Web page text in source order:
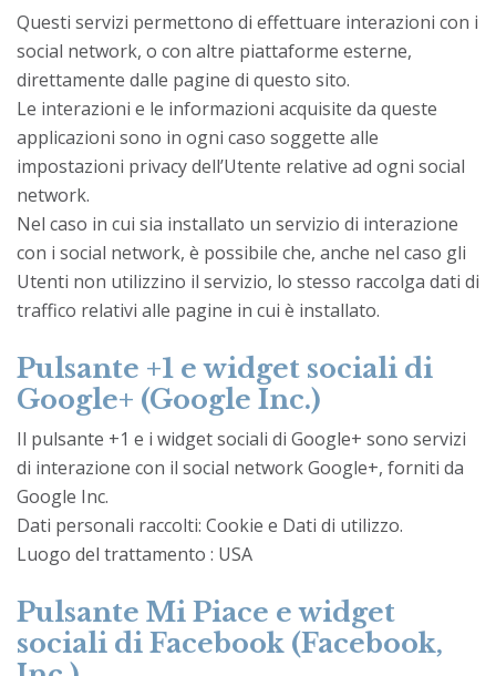
Questi servizi permettono di effettuare interazioni con i
social network, o con altre piattaforme esterne,
direttamente dalle pagine di questo sito.
Le interazioni e le informazioni acquisite da queste
applicazioni sono in ogni caso soggette alle
impostazioni privacy dell’Utente relative ad ogni social
network.
Nel caso in cui sia installato un servizio di interazione
con i social network, è possibile che, anche nel caso gli
Utenti non utilizzino il servizio, lo stesso raccolga dati di
traffico relativi alle pagine in cui è installato.
Pulsante +1 e widget sociali di
Google+ (Google Inc.)
Il pulsante +1 e i widget sociali di Google+ sono servizi
di interazione con il social network Google+, forniti da
Google Inc.
Dati personali raccolti: Cookie e Dati di utilizzo.
Luogo del trattamento : USA
Pulsante Mi Piace e widget
sociali di Facebook (Facebook,